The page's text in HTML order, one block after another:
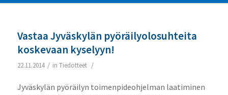
Vastaa Jyväskylän pyöräilyolosuhteita
koskevaan kyselyyn!
22.11.2014 / in Tiedotteet /
Jyväskylän pyöräilyn toimenpideohjelman laatiminen